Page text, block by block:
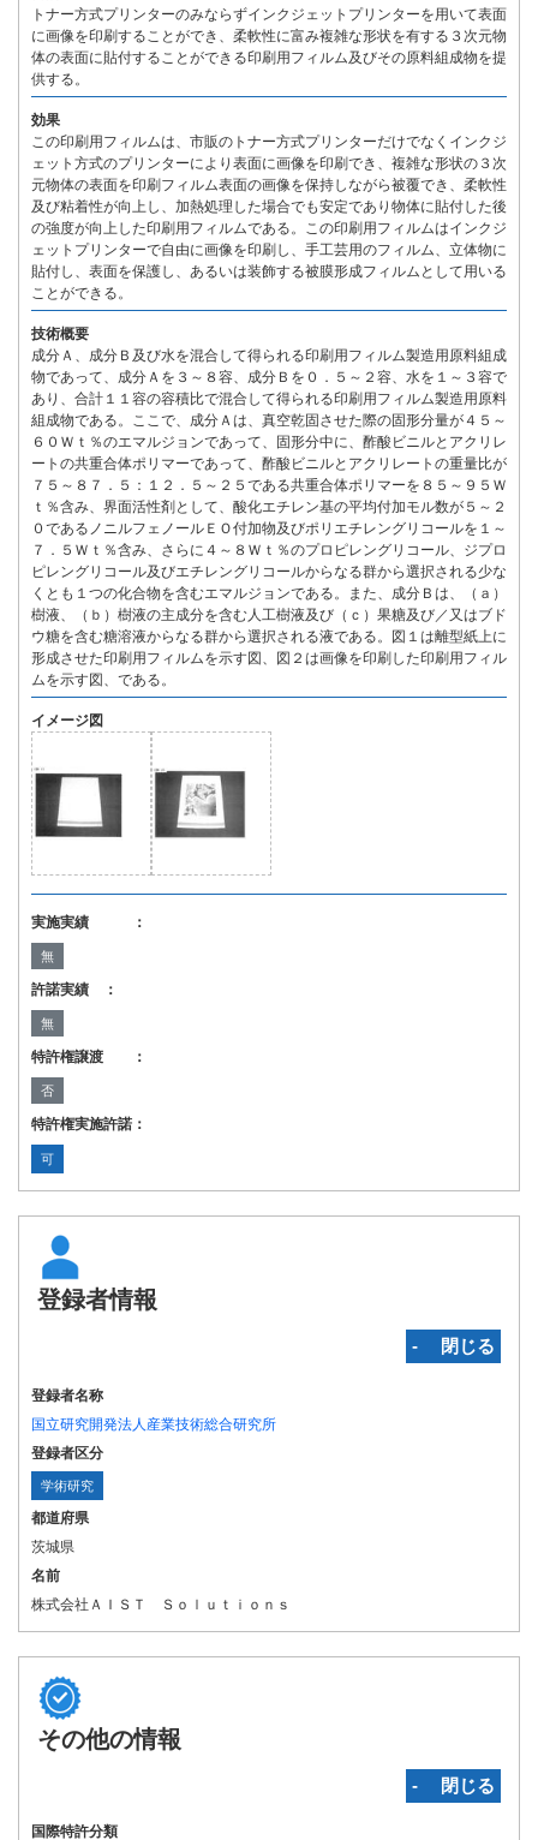
トナー方式プリンターのみならずインクジェットプリンターを用いて表面
に画像を印刷することができ、柔軟性に富み複雑な形状を有する３次元物
体の表面に貼付することができる印刷用フィルム及びその原料組成物を提
供する。
効果
この印刷用フィルムは、市販のトナー方式プリンターだけでなくインクジ
ェット方式のプリンターにより表面に画像を印刷でき、複雑な形状の３次
元物体の表面を印刷フィルム表面の画像を保持しながら被覆でき、柔軟性
及び粘着性が向上し、加熱処理した場合でも安定であり物体に貼付した後
の強度が向上した印刷用フィルムである。この印刷用フィルムはインクジ
ェットプリンターで自由に画像を印刷し、手工芸用のフィルム、立体物に
貼付し、表面を保護し、あるいは装飾する被膜形成フィルムとして用いる
ことができる。
技術概要
成分Ａ、成分Ｂ及び水を混合して得られる印刷用フィルム製造用原料組成
物であって、成分Ａを３～８容、成分Ｂを０．５～２容、水を１～３容で
あり、合計１１容の容積比で混合して得られる印刷用フィルム製造用原料
組成物である。ここで、成分Ａは、真空乾固させた際の固形分量が４５～
６０Ｗｔ％のエマルジョンであって、固形分中に、酢酸ビニルとアクリレ
ートの共重合体ポリマーであって、酢酸ビニルとアクリレートの重量比が
７５～８７．５：１２．５～２５である共重合体ポリマーを８５～９５Ｗ
ｔ％含み、界面活性剤として、酸化エチレン基の平均付加モル数が５～２
０であるノニルフェノールＥＯ付加物及びポリエチレングリコールを１～
７．５Ｗｔ％含み、さらに４～８Ｗｔ％のプロピレングリコール、ジプロ
ピレングリコール及びエチレングリコールからなる群から選択される少な
くとも１つの化合物を含むエマルジョンである。また、成分Ｂは、（ａ）
樹液、（ｂ）樹液の主成分を含む人工樹液及び（ｃ）果糖及び／又はブド
ウ糖を含む糖溶液からなる群から選択される液である。図１は離型紙上に
形成させた印刷用フィルムを示す図、図２は画像を印刷した印刷用フィル
ムを示す図、である。
イメージ図
実施実績 ：
無
許諾実績 ：
無
特許権譲渡 ：
否
特許権実施許諾：
可
登録者情報
‐ 閉じる
登録者名称
国立研究開発法人産業技術総合研究所
登録者区分
学術研究
都道府県
茨城県
名前
株式会社ＡＩＳＴ Ｓｏｌｕｔｉｏｎｓ
その他の情報
‐ 閉じる
国際特許分類